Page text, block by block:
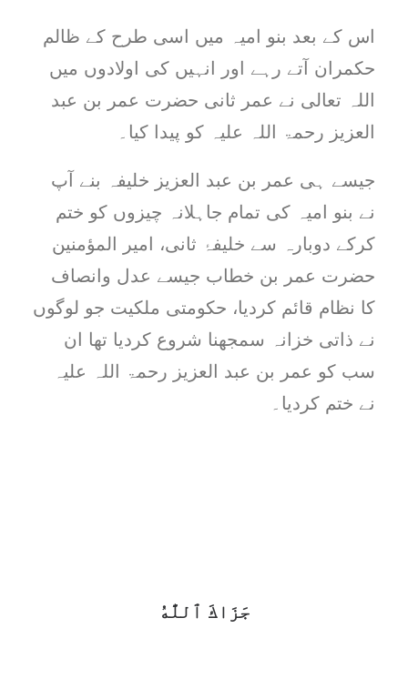
اس کے بعد بنو امیہ میں اسی طرح کے ظالم
حکمران آتے رہے اور انہیں کی اولادوں میں
اللہ تعالی نے عمر ثانی حضرت عمر بن عبد
العزیز رحمۃ اللہ علیہ کو پیدا کیا۔
جیسے ہی عمر بن عبد العزیز خلیفہ بنے آپ
نے بنو امیہ کی تمام جاہلانہ چیزوں کو ختم
کرکے دوبارہ سے خلیفۂ ثانی، امیر المؤمنین
حضرت عمر بن خطاب جیسے عدل وانصاف
کا نظام قائم کردیا، حکومتی ملکیت جو لوگوں
نے ذاتی خزانہ سمجھنا شروع کردیا تھا ان
سب کو عمر بن عبد العزیز رحمۃ اللہ علیہ
نے ختم کردیا۔
جَزَاكَ ٱللَّٰهُ